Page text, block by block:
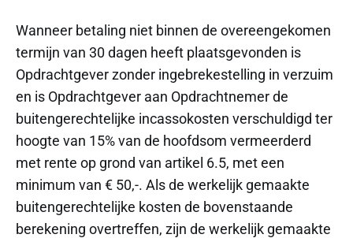
Wanneer betaling niet binnen de overeengekomen
termijn van 30 dagen heeft plaatsgevonden is
Opdrachtgever zonder ingebrekestelling in verzuim
en is Opdrachtgever aan Opdrachtnemer de
buitengerechtelijke incassokosten verschuldigd ter
hoogte van 15% van de hoofdsom vermeerderd
met rente op grond van artikel 6.5, met een
minimum van € 50,-. Als de werkelijk gemaakte
buitengerechtelijke kosten de bovenstaande
berekening overtreffen, zijn de werkelijk gemaakte